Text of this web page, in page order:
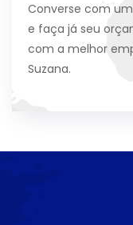
Converse com
e faça já seu
com a melhor
Suzana.